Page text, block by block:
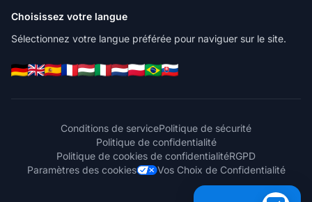
Choisissez votre langue
Sélectionnez votre langue préférée pour naviguer sur le site.
Conditions de servicePolitique de sécurité
Politique de confidentialité
Politique de cookies de confidentialitéRGPD
Paramètres des cookies
Vos Choix de Confidentialité